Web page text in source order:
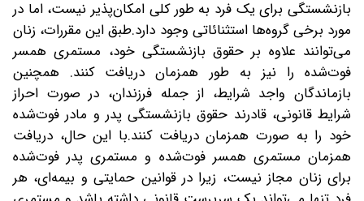
بازنشستگی برای یک فرد به طور کلی امکان‌پذیر نیست، اما در
مورد برخی گروه‌ها استثنائاتی وجود دارد.طبق این مقررات، زنان
می‌توانند علاوه بر حقوق بازنشستگی خود، مستمری همسر
فوت‌شده را نیز به طور همزمان دریافت کنند. همچنین
بازماندگان واجد شرایط، از جمله فرزندان، در صورت احراز
شرایط قانونی، قادرند حقوق بازنشستگی پدر و مادر فوت‌شده
خود را به صورت همزمان دریافت کنند.با این حال، دریافت
همزمان مستمری همسر فوت‌شده و مستمری پدر فوت‌شده
برای زنان مجاز نیست، زیرا در قوانین حمایتی و بیمه‌ای، هر